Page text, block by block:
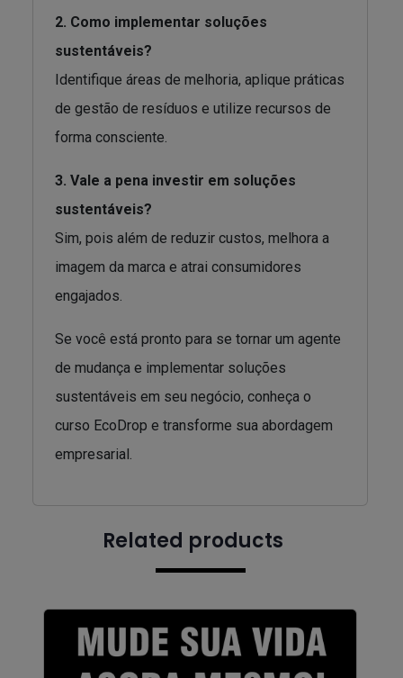
2. Como implementar soluções
sustentáveis?
Identifique áreas de melhoria, aplique práticas
de gestão de resíduos e utilize recursos de
forma consciente.
3. Vale a pena investir em soluções
sustentáveis?
Sim, pois além de reduzir custos, melhora a
imagem da marca e atrai consumidores
engajados.
Se você está pronto para se tornar um agente
de mudança e implementar soluções
sustentáveis em seu negócio, conheça o
curso EcoDrop e transforme sua abordagem
empresarial.
Related products